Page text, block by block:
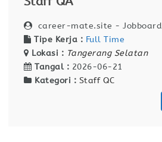
career-mate.site - Jobboard
Tipe Kerja : Full Time
Lokasi : Tangerang Selatan
Tangal : 2026-06-21
Kategori : Staff QC